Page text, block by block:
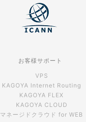
お客様サポート
VPS
KAGOYA Internet Routing
KAGOYA FLEX
KAGOYA CLOUD
マネージドクラウド for WEB